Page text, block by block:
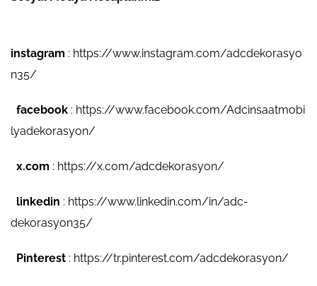
instagram : https://www.instagram.com/adcdekorasyo
n35/
facebook : https://www.facebook.com/Adcinsaatmobi
lyadekorasyon/
x.com : https://x.com/adcdekorasyon/
linkedin : https://www.linkedin.com/in/adc-
dekorasyon35/
Pinterest : https://tr.pinterest.com/adcdekorasyon/